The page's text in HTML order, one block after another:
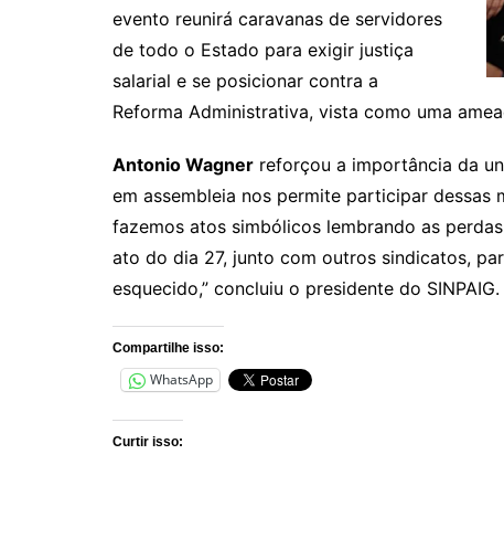
evento reunirá caravanas de servidores
de todo o Estado para exigir justiça
salarial e se posicionar contra a
Reforma Administrativa, vista como uma
Antonio Wagner reforçou a importância da
em assembleia nos permite participar dessas
fazemos atos simbólicos lembrando as
ato do dia 27, junto com outros sindicatos,
esquecido,” concluiu o presidente do SINPAIG.
Compartilhe isso:
WhatsApp
Curtir isso: